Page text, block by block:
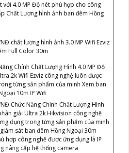
với 4.0 MP Độ nét phù hợp cho công
Chất Lượng hình ảnh ban đêm Hồng
chất lượng hình ảnh 3.0 MP Wifi Ezviz
Full Color 30m
Chính Chất Lượng Hình 4.0 MP Độ
2k Wifi Ezviz công nghệ luôn được
từng sản phẩm của minh Xem ban
10m IP Wifi
Chức Năng Chính Chất Lượng Hình
giải Ultra 2k Hikvision công nghệ
dụng trong từng sản phẩm của minh
sát ban đêm Hồng Ngoại 30m
hơp công nghệ được ứng dụng là IP
nâng cấp hệ thống camera